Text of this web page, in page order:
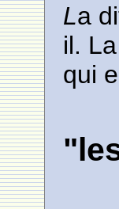
La
il.
qui